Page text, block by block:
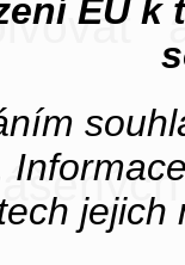
EU k
jejich